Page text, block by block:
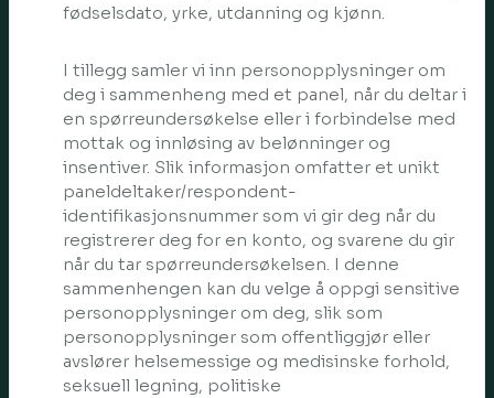
fødselsdato, yrke, utdanning og kjønn.
I tillegg samler vi inn personopplysninger om
deg i sammenheng med et panel, når du deltar i
en spørreundersøkelse eller i forbindelse med
mottak og innløsing av belønninger og
insentiver. Slik informasjon omfatter et unikt
paneldeltaker/respondent-
identifikasjonsnummer som vi gir deg når du
registrerer deg for en konto, og svarene du gir
når du tar spørreundersøkelsen. I denne
sammenhengen kan du velge å oppgi sensitive
personopplysninger om deg, slik som
personopplysninger som offentliggjør eller
avslører helsemessige og medisinske forhold,
seksuell legning, politiske